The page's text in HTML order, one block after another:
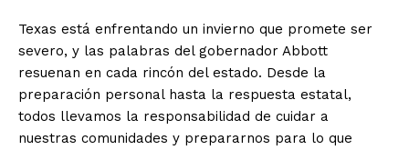
Texas está enfrentando un invierno que promete ser
severo, y las palabras del gobernador Abbott
resuenan en cada rincón del estado. Desde la
preparación personal hasta la respuesta estatal,
todos llevamos la responsabilidad de cuidar a
nuestras comunidades y prepararnos para lo que